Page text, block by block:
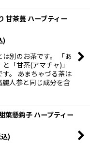
甘茶蔓 ハーブティー
)
別のお茶です。 「あ
「甘茶(アマチャ)」
。 あまちゃづる茶は
人参と同じ成分を含
葉懸鈎子 ハーブティー
)